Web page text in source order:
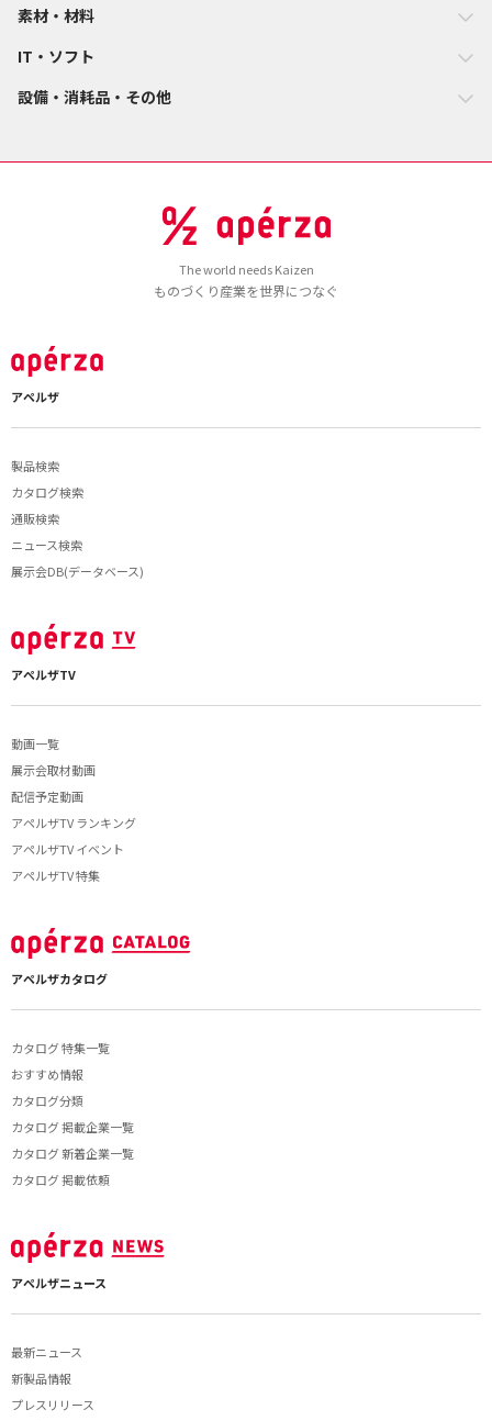
素材・材料
IT・ソフト
設備・消耗品・その他
The world needs Kaizen
ものづくり産業を世界につなぐ
アペルザ
製品検索
カタログ検索
通販検索
ニュース検索
展示会DB(データベース)
アペルザTV
動画一覧
展示会取材動画
配信予定動画
アペルザTV ランキング
アペルザTV イベント
アペルザTV 特集
アペルザカタログ
カタログ 特集一覧
おすすめ情報
カタログ分類
カタログ 掲載企業一覧
カタログ 新着企業一覧
カタログ 掲載依頼
アペルザニュース
最新ニュース
新製品情報
プレスリリース